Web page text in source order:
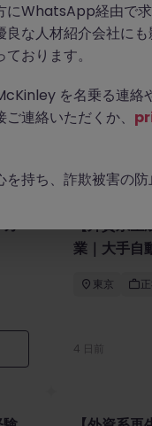
カ
【外資系生
業｜大手自
東京
4 日前
にWhatsApp経由で
良な人材紹介会社に
おります。
を名乗る連絡
ご連絡いただくか、
を持ち、詐欺被害の防